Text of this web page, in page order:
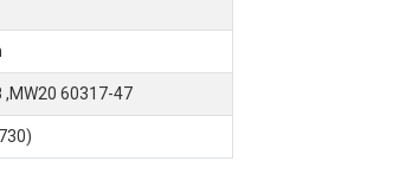
,MW20 60317-47